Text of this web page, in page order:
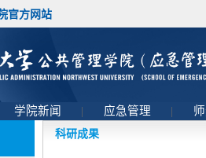
官方网站
学院新闻 | 应急管理 |
科研成果